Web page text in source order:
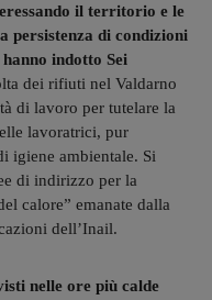
il territorio e le
persistenza di condizioni
indotto Sei
dei rifiuti nel Valdarno
di lavoro per tutelare la
lavoratrici, pur
igiene ambientale. Si
di indirizzo per la
calore” emanate dalla
dell’Inail.
nelle ore più calde